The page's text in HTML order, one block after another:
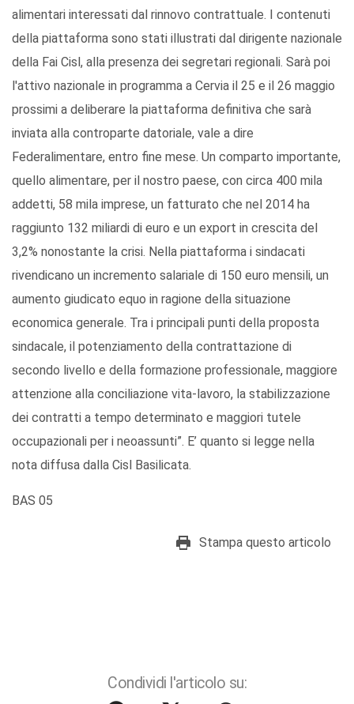
alimentari interessati dal rinnovo contrattuale. I contenuti
della piattaforma sono stati illustrati dal dirigente nazionale
della Fai Cisl, alla presenza dei segretari regionali. Sarà poi
l'attivo nazionale in programma a Cervia il 25 e il 26 maggio
prossimi a deliberare la piattaforma definitiva che sarà
inviata alla controparte datoriale, vale a dire
Federalimentare, entro fine mese. Un comparto importante,
quello alimentare, per il nostro paese, con circa 400 mila
addetti, 58 mila imprese, un fatturato che nel 2014 ha
raggiunto 132 miliardi di euro e un export in crescita del
3,2% nonostante la crisi. Nella piattaforma i sindacati
rivendicano un incremento salariale di 150 euro mensili, un
aumento giudicato equo in ragione della situazione
economica generale. Tra i principali punti della proposta
sindacale, il potenziamento della contrattazione di
secondo livello e della formazione professionale, maggiore
attenzione alla conciliazione vita-lavoro, la stabilizzazione
dei contratti a tempo determinato e maggiori tutele
occupazionali per i neoassunti”. E’ quanto si legge nella
nota diffusa dalla Cisl Basilicata.
BAS 05
Stampa questo articolo
Condividi l'articolo su: